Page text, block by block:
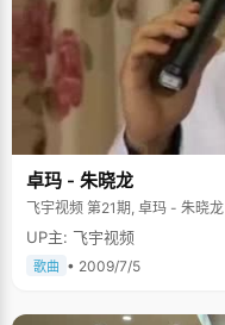
卓玛 - 朱晓龙
飞宇视频 第21期, 卓玛 - 朱晓龙
UP主: 飞宇视频
歌曲 • 2009/7/5